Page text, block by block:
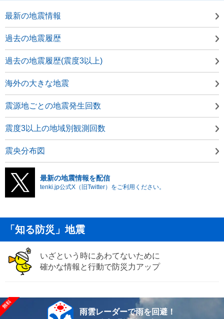
最新の地震情報
過去の地震履歴
過去の地震履歴(震度3以上)
海外の大きな地震
震源地ごとの地震発生回数
震度3以上の地域別観測回数
震央分布図
最新の地震情報を配信
tenki.jp公式X（旧Twitter）をご利用ください。
「知る防災」地震
いざという時にあわてないために
確かな情報と行動で防災力アップ
雨雲レーダーで雨を回避！